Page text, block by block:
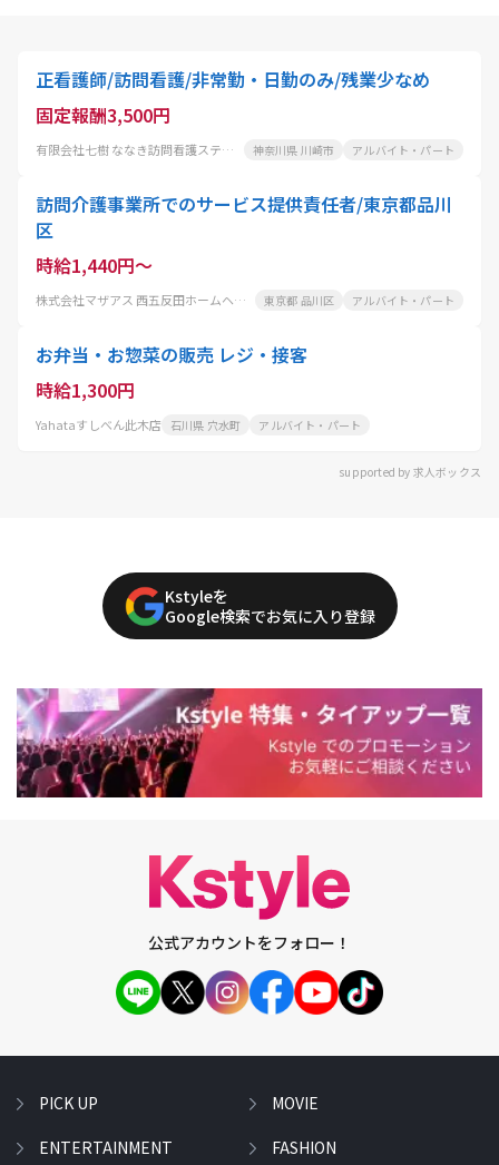
正看護師/訪問看護/非常勤・日勤のみ/残業少なめ
固定報酬3,500円
有限会社七樹 ななき訪問看護ステーション 神奈川県 川崎市 アルバイト・パート
訪問介護事業所でのサービス提供責任者/東京都品川
区
時給1,440円～
株式会社マザアス 西五反田ホームヘルパーステーション 東京都 品川区 アルバイト・パート
お弁当・お惣菜の販売 レジ・接客
時給1,300円
Yahataすしべん此木店 石川県 穴水町 アルバイト・パート
supported by 求人ボックス
Kstyleを
Google検索でお気に入り登録
公式アカウントをフォロー！
PICK UP
ENTERTAINMENT
MOVIE
FASHION